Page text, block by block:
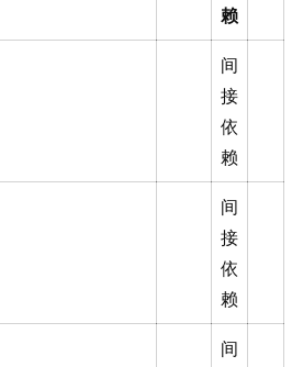
赖
间
接
依
赖
间
接
依
赖
间